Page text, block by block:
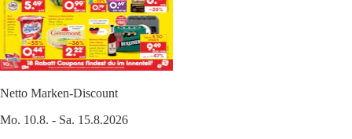
Netto Marken-Discount
Mo. 10.8. - Sa. 15.8.2026